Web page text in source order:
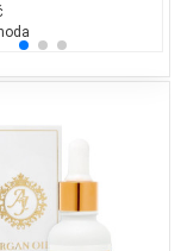
tónů